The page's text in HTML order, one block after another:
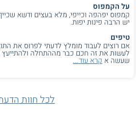
על הקמפוס
קמפוס יפהפה וכייפי, מלא בעצים ודשא
יש הרבה פינות יפות.
טיפים
אם רוצים לעבוד מומלץ לדעתי לפרוס את
לעשות את זה חכם כבר מההתחלה
שעשה א קרא עוד...
לכל חוות